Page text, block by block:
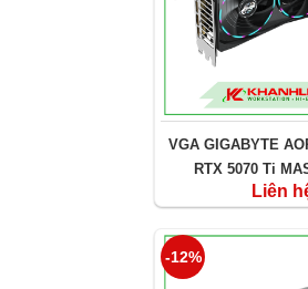
VGA GIGABYTE
RTX 5070 Ti
Liên
-12%